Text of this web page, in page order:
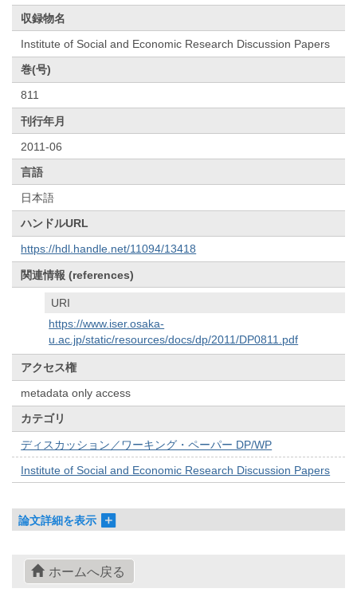
収録物名
Institute of Social and Economic Research Discussion Papers
巻(号)
811
刊行年月
2011-06
言語
日本語
ハンドルURL
https://hdl.handle.net/11094/13418
関連情報 (references)
URI
https://www.iser.osaka-
u.ac.jp/static/resources/docs/dp/2011/DP0811.pdf
アクセス権
metadata only access
カテゴリ
ディスカッション／ワーキング・ペーパー DP/WP
Institute of Social and Economic Research Discussion Papers
論文詳細を表示
ホームへ戻る